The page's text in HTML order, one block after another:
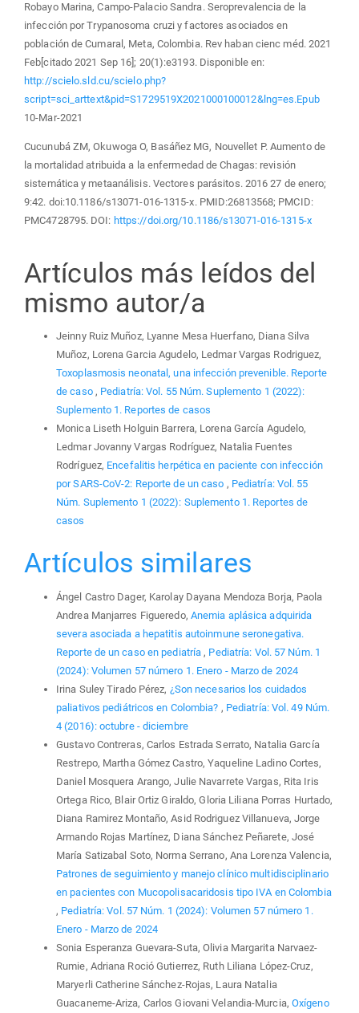
Robayo Marina, Campo-Palacio Sandra. Seroprevalencia de la
infección por Trypanosoma cruzi y factores asociados en
población de Cumaral, Meta, Colombia. Rev haban cienc méd. 2021
Feb[citado 2021 Sep 16]; 20(1):e3193. Disponible en:
http://scielo.sld.cu/scielo.php?
script=sci_arttext&pid=S1729519X2021000100012&lng=es.Epub
10-Mar-2021
Cucunubá ZM, Okuwoga O, Basáñez MG, Nouvellet P. Aumento de
la mortalidad atribuida a la enfermedad de Chagas: revisión
sistemática y metaanálisis. Vectores parásitos. 2016 27 de enero;
9:42. doi:10.1186/s13071-016-1315-x. PMID:26813568; PMCID:
PMC4728795. DOI: https://doi.org/10.1186/s13071-016-1315-x
Artículos más leídos del
mismo autor/a
Jeinny Ruiz Muñoz, Lyanne Mesa Huerfano, Diana Silva
Muñoz, Lorena Garcia Agudelo, Ledmar Vargas Rodriguez,
Toxoplasmosis neonatal, una infección prevenible. Reporte
de caso , Pediatría: Vol. 55 Núm. Suplemento 1 (2022):
Suplemento 1. Reportes de casos
Monica Liseth Holguin Barrera, Lorena García Agudelo,
Ledmar Jovanny Vargas Rodríguez, Natalia Fuentes
Rodríguez, Encefalitis herpética en paciente con infección
por SARS-CoV-2: Reporte de un caso , Pediatría: Vol. 55
Núm. Suplemento 1 (2022): Suplemento 1. Reportes de
casos
Artículos similares
Ángel Castro Dager, Karolay Dayana Mendoza Borja, Paola
Andrea Manjarres Figueredo, Anemia aplásica adquirida
severa asociada a hepatitis autoinmune seronegativa.
Reporte de un caso en pediatría , Pediatría: Vol. 57 Núm. 1
(2024): Volumen 57 número 1. Enero - Marzo de 2024
Irina Suley Tirado Pérez, ¿Son necesarios los cuidados
paliativos pediátricos en Colombia? , Pediatría: Vol. 49 Núm.
4 (2016): octubre - diciembre
Gustavo Contreras, Carlos Estrada Serrato, Natalia García
Restrepo, Martha Gómez Castro, Yaqueline Ladino Cortes,
Daniel Mosquera Arango, Julie Navarrete Vargas, Rita Iris
Ortega Rico, Blair Ortiz Giraldo, Gloria Liliana Porras Hurtado,
Diana Ramirez Montaño, Asid Rodriguez Villanueva, Jorge
Armando Rojas Martínez, Diana Sánchez Peñarete, José
María Satizabal Soto, Norma Serrano, Ana Lorenza Valencia,
Patrones de seguimiento y manejo clínico multidisciplinario
en pacientes con Mucopolisacaridosis tipo IVA en Colombia
, Pediatría: Vol. 57 Núm. 1 (2024): Volumen 57 número 1.
Enero - Marzo de 2024
Sonia Esperanza Guevara-Suta, Olivia Margarita Narvaez-
Rumie, Adriana Roció Gutierrez, Ruth Liliana López-Cruz,
Maryerli Catherine Sánchez-Rojas, Laura Natalia
Guacaneme-Ariza, Carlos Giovani Velandia-Murcia, Oxígeno